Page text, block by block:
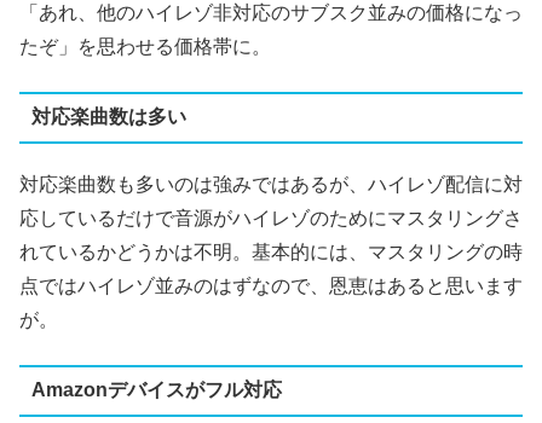
「あれ、他のハイレゾ非対応のサブスク並みの価格になっ
たぞ」を思わせる価格帯に。
対応楽曲数は多い
対応楽曲数も多いのは強みではあるが、ハイレゾ配信に対
応しているだけで音源がハイレゾのためにマスタリングさ
れているかどうかは不明。基本的には、マスタリングの時
点ではハイレゾ並みのはずなので、恩恵はあると思います
が。
Amazonデバイスがフル対応